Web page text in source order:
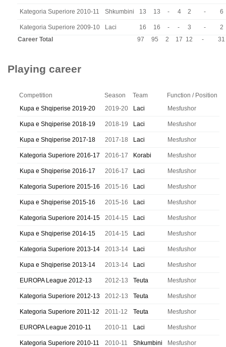
Kategoria Superiore 2010-11 Shkumbini 13 13 - 4 2 - 6
Kategoria Superiore 2009-10 Laci 16 16 - - 3 -
2
Career Total
97 95 2 17 12 - 31
Playing career
Competition Season Team
Function / Position
Kupa e Shqiperise 2019-20
2019-20 Laci Mesfushor
Kupa e Shqiperise 2018-19 2018-19 Laci Mesfushor
Kupa e Shqiperise 2017-18 2017-18 Laci Mesfushor
Kategoria Superiore 2016-17 2016-17 Korabi Mesfushor
Kupa e Shqiperise 2016-17 2016-17 Laci Mesfushor
Kategoria Superiore 2015-16 2015-16 Laci Mesfushor
Kupa e Shqiperise 2015-16 2015-16 Laci Mesfushor
Kategoria Superiore 2014-15 2014-15 Laci Mesfushor
Kupa e Shqiperise 2014-15 2014-15 Laci Mesfushor
Kategoria Superiore 2013-14 2013-14 Laci Mesfushor
Kupa e Shqiperise 2013-14 2013-14 Laci Mesfushor
EUROPA League 2012-13 2012-13 Teuta Mesfushor
Kategoria Superiore 2012-13 2012-13 Teuta Mesfushor
Kategoria Superiore 2011-12 2011-12 Teuta Mesfushor
EUROPA League 2010-11 2010-11 Laci Mesfushor
Kategoria Superiore 2010-11 2010-11 Shkumbini Mesfushor